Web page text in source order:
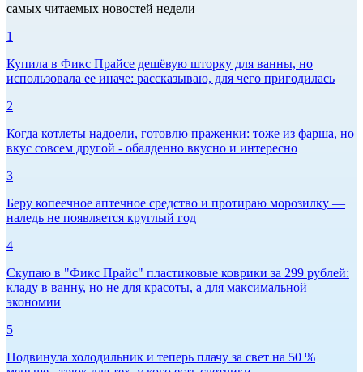
самых читаемых новостей недели
1
Купила в Фикс Прайсе дешёвую шторку для ванны, но
использовала ее иначе: рассказываю, для чего пригодилась
2
Когда котлеты надоели, готовлю праженки: тоже из фарша, но
вкус совсем другой - обалденно вкусно и интересно
3
Беру копеечное аптечное средство и протираю морозилку —
наледь не появляется круглый год
4
Скупаю в "Фикс Прайс" пластиковые коврики за 299 рублей:
кладу в ванну, но не для красоты, а для максимальной
экономии
5
Подвинула холодильник и теперь плачу за свет на 50 %